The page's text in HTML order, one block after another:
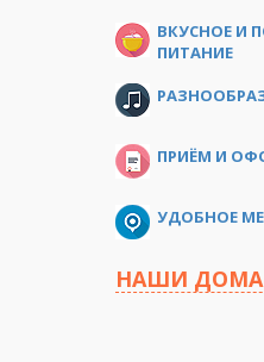
ВКУСНОЕ И
ПИТАНИЕ
ПРИЁМ И
УДОБНОЕ
НАШИ ДОМА